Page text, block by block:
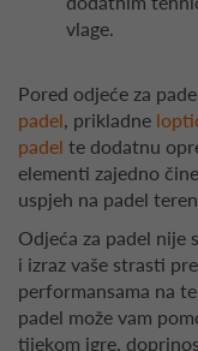
vlage.
Pored odjeće za
padel, prikladne
padel te dodatnu
elementi zajedno
uspjeh na padel
Odjeća za padel nije
i izraz vaše strasti
performansama na
padel može vam
tijekom igre,